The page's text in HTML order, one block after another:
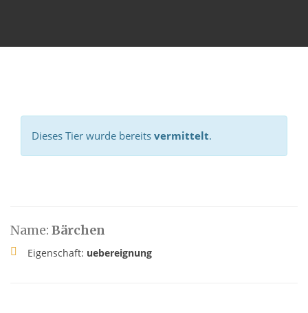
Dieses Tier wurde bereits vermittelt.
Name: Bärchen
Eigenschaft: uebereignung